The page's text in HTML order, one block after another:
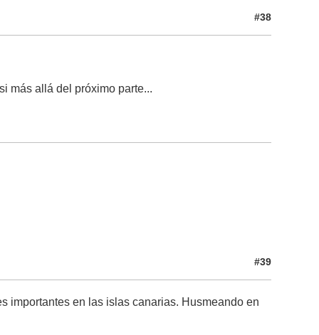
#38
más allá del próximo parte...
#39
importantes en las islas canarias. Husmeando en